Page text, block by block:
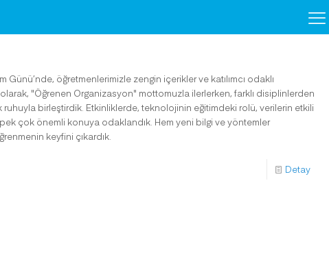
öğretmenlerimizle zengin içerikler ve katılımcı odaklı
"Öğrenen Organizasyon" mottomuzla ilerlerken, farklı disiplinlerden
ruhuyla birleştirdik. Etkinliklerde, teknolojinin eğitimdeki rolü, verilerin etkili
pek çok önemli konuya odaklandık. Hem yeni bilgi ve yöntemler
keyfini çıkardık.
Detay